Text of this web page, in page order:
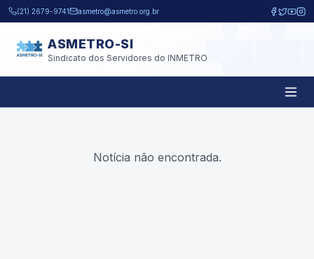
Pular para o conteúdo principal
(21) 2679-9741 asmetro@asmetro.org.br
ASMETRO-SI
Sindicato dos Servidores do INMETRO
Notícia não encontrada.